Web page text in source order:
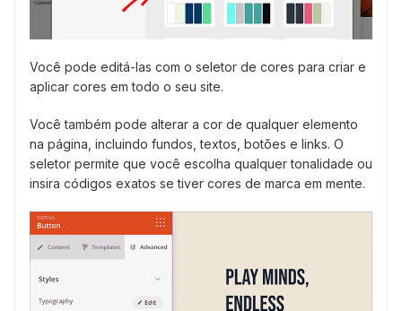
Você pode editá-las com o seletor de cores para criar e
aplicar cores em todo o seu site.
Você também pode alterar a cor de qualquer elemento
na página, incluindo fundos, textos, botões e links. O
seletor permite que você escolha qualquer tonalidade ou
insira códigos exatos se tiver cores de marca em mente.